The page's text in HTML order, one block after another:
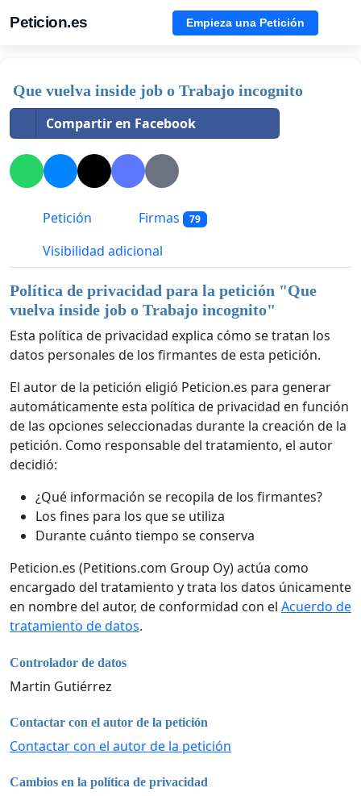
Peticion.es Empieza una Petición
Que vuelva inside job o Trabajo incognito
Compartir en Facebook
Petición Firmas 79
Visibilidad adicional
Política de privacidad para la petición "Que
vuelva inside job o Trabajo incognito"
Esta política de privacidad explica cómo se tratan los
datos personales de los firmantes de esta petición.
El autor de la petición eligió Peticion.es para generar
automáticamente esta política de privacidad en función
de las opciones seleccionadas durante la creación de la
petición. Como responsable del tratamiento, el autor
decidió:
¿Qué información se recopila de los firmantes?
Los fines para los que se utiliza
Durante cuánto tiempo se conserva
Peticion.es (Petitions.com Group Oy) actúa como
encargado del tratamiento y trata los datos únicamente
en nombre del autor, de conformidad con el Acuerdo de
tratamiento de datos.
Controlador de datos
Martin Gutiérrez
Contactar con el autor de la petición
Contactar con el autor de la petición
Cambios en la política de privacidad